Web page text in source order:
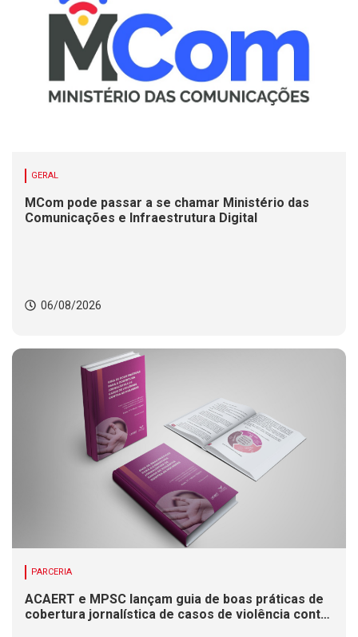
GERAL
MCom pode passar a se chamar Ministério das
Comunicações e Infraestrutura Digital
06/08/2026
PARCERIA
ACAERT e MPSC lançam guia de boas práticas de
cobertura jornalística de casos de violência contra